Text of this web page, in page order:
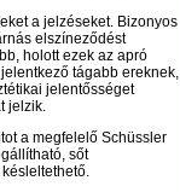
a jelzéseket. Bizonyos
elszíneződést
holott ezek az apró
tágabb ereknek,
jelentősséget
jelzik.
a megfelelő Schüssler
sőt